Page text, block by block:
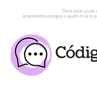
“Para saber quién
simplemente averigua a quién no se te